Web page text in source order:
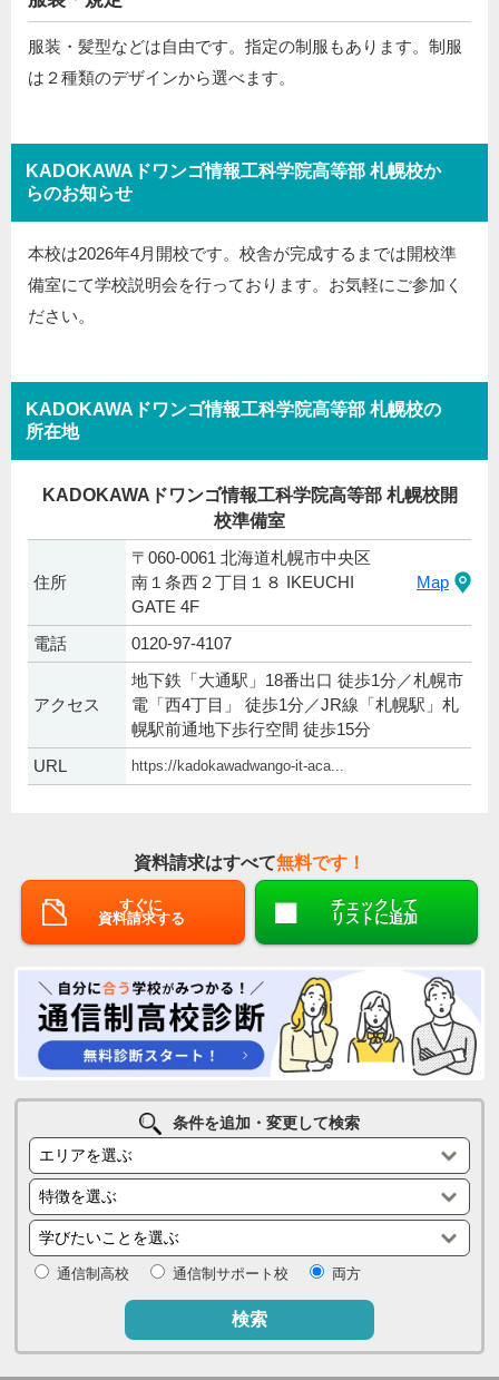
服装・髪型などは自由です。指定の制服もあります。制服
は２種類のデザインから選べます。
KADOKAWAドワンゴ情報工科学院高等部 札幌校か
らのお知らせ
本校は2026年4月開校です。校舎が完成するまでは開校準
備室にて学校説明会を行っております。お気軽にご参加く
ださい。
KADOKAWAドワンゴ情報工科学院高等部 札幌校の
所在地
KADOKAWAドワンゴ情報工科学院高等部 札幌校開
校準備室
住所
〒060-0061 北海道札幌市中央区
南１条西２丁目１８ IKEUCHI
GATE 4F
Map
電話 0120-97-4107
アクセス
地下鉄「大通駅」18番出口 徒歩1分／札幌市
電「西4丁目」 徒歩1分／JR線「札幌駅」札
幌駅前通地下歩行空間 徒歩15分
URL
https://kadokawadwango-it-aca...
資料請求はすべて無料です！
すぐに
資料請求する
チェックして
リストに追加
条件を追加・変更して検索
通信制高校 通信制サポート校 両方
検索